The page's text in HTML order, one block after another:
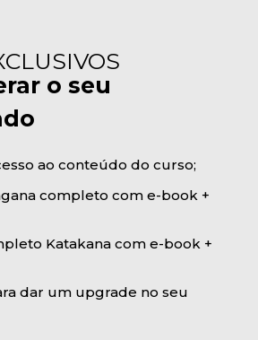
o seu
ao conteúdo do curso;
completo com e-book +
Katakana com e-book +
dar um upgrade no seu